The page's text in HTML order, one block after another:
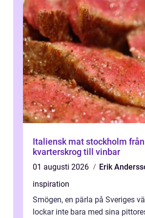
Italiensk mat stockholm från
kvarterskrog till vinbar
01 augusti 2026
Erik
inspiration
Smögen, en pärla på Sveriges
lockar inte bara med sina